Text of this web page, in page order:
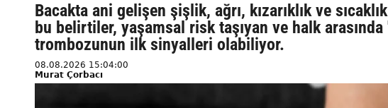
Bacakta ani gelişen şişlik, ağrı, kızarıklık ve
bu belirtiler, yaşamsal risk taşıyan ve halk
trombozunun ilk sinyalleri olabiliyor.
08.08.2026 15:04:00
Murat Çorbacı